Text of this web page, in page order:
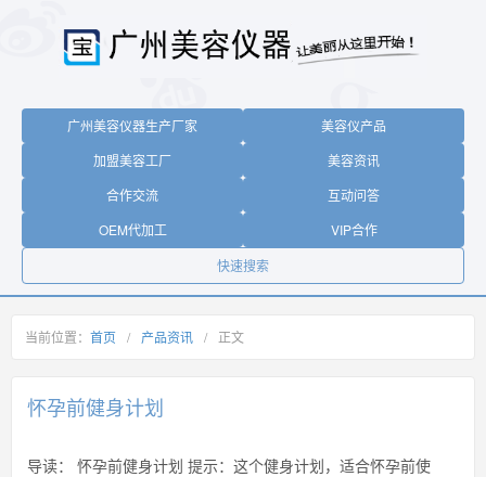
广州美容仪器生产厂家
美容仪产品
加盟美容工厂
美容资讯
合作交流
互动问答
OEM代加工
VIP合作
快速搜索
当前位置： 首页 / 产品资讯 / 正文
怀孕前健身计划
导读：
怀孕前健身计划 提示：这个健身计划，适合怀孕前使